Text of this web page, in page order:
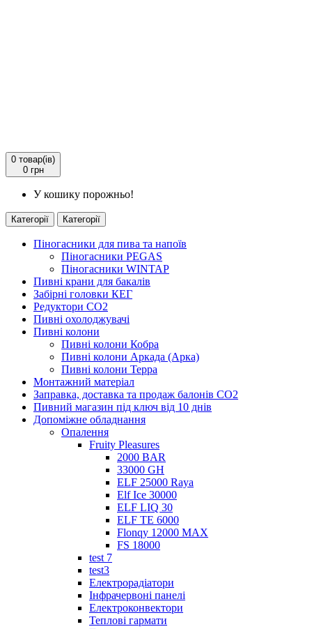
0 товар(ів)
0 грн
У кошику порожньо!
Категорії Категорії
Піногасники для пива та напоїв
Піногасники PEGAS
Піногасники WINTAP
Пивні крани для бакалів
Забірні головки КЕГ
Редуктори СО2
Пивні охолоджувачі
Пивні колони
Пивні колони Кобра
Пивні колони Аркада (Арка)
Пивні колони Терра
Монтажний матеріал
Заправка, доставка та продаж балонів CO2
Пивний магазин під ключ від 10 днів
Допоміжне обладнання
Опалення
Fruity Pleasures
2000 BAR
33000 GH
ELF 25000 Raya
Elf Ice 30000
ELF LIQ 30
ELF TE 6000
Flonqy 12000 MAX
FS 18000
test 7
test3
Електрорадіатори
Інфрачервоні панелі
Електроконвектори
Теплові гармати